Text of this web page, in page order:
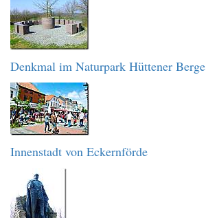
Denkmal im Naturpark Hüttener Berge
Innenstadt von Eckernförde